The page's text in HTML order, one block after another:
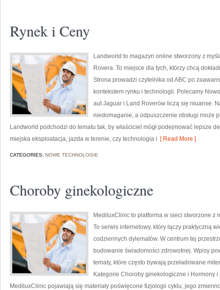
Rynek i Ceny
Landworld to magazyn online stworzony z
Rovera. To miejsce dla tych, którzy chcą
Strona prowadzi czytelnika od ABC po
kontekstem rynku i technologii. Polecamy
aut Jaguar i Land Roverów liczą się niuanse.
niedomaganie, a odpuszczenie obsługi może
Landworld podchodzi do tematu tak, by właściciel mógł podejmować lepsze
miejska eksploatacja, jazda w terenie, czy technologia i [ Read More ]
CATEGORIES: NOWE TECHNOLOGIE
Choroby ginekologiczne
MediluxClinic to platforma w sieci stworzone z
To serwis internetowy, który łączy praktyczną
codziennych dylematów. W centrum tej
budowanie świadomości zdrowotnej. Wpisy
tematy, które często bywają przeładowane
Kategorie Choroby ginekologiczne i Hormony
MediluxClinic pojawiają się materiały poświęcone fizjologii cyklu, jego